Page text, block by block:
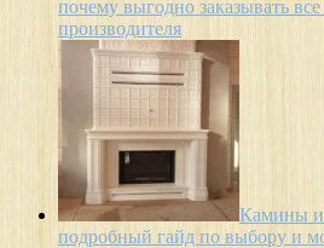
почему выгодно заказывать
производителя
Камины
подробный гайд по выбору и